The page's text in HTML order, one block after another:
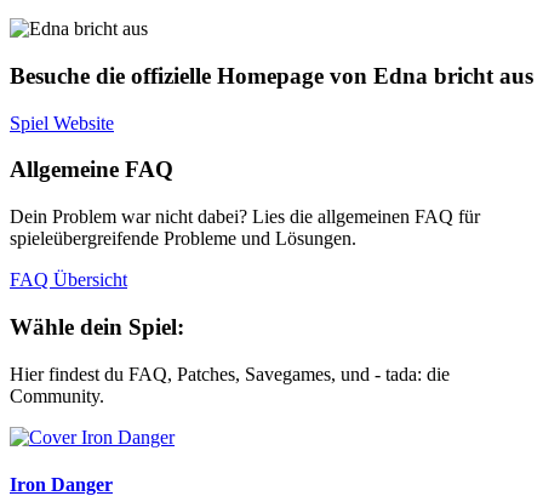
Besuche die offizielle Homepage von Edna bricht aus
Spiel Website
Allgemeine FAQ
Dein Problem war nicht dabei? Lies die allgemeinen FAQ für
spieleübergreifende Probleme und Lösungen.
FAQ Übersicht
Wähle dein Spiel:
Hier findest du FAQ, Patches, Savegames, und - tada: die
Community.
Iron Danger